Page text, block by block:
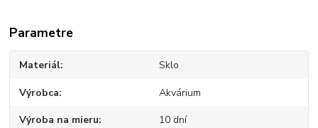
Parametre
Materiál Sklo
Výrobca Akvárium
Výroba na mieru 10 dní